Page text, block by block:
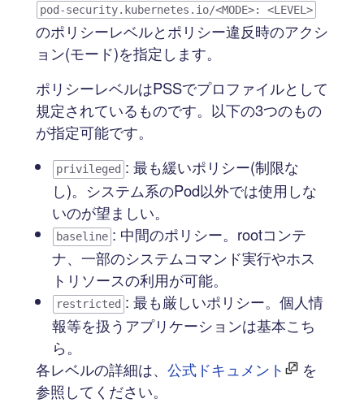
pod-security.kubernetes.io/<MODE>: <LEVEL>
のポリシーレベルとポリシー違反時のアクシ
ョン(モード)を指定します。
ポリシーレベルはPSSでプロファイルとして
規定されているものです。以下の3つのもの
が指定可能です。
privileged : 最も緩いポリシー(制限な
し)。システム系のPod以外では使用しな
いのが望ましい。
baseline : 中間のポリシー。rootコンテ
ナ、一部のシステムコマンド実行やホス
トリソースの利用が可能。
restricted : 最も厳しいポリシー。個人情
報等を扱うアプリケーションは基本こち
ら。
各レベルの詳細は、 公式ドキュメント
を
参照してください。